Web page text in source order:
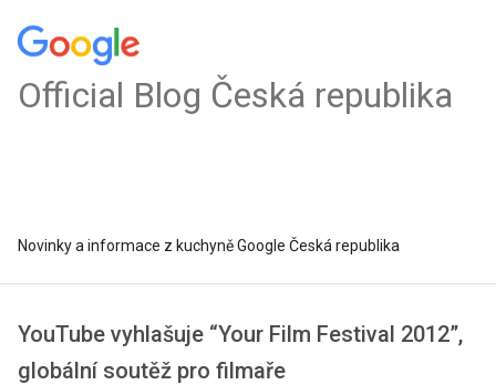
Official Blog Česká republika
Novinky a informace z kuchyně Google Česká republika
YouTube vyhlašuje “Your Film Festival 2012”,
globální soutěž pro filmaře